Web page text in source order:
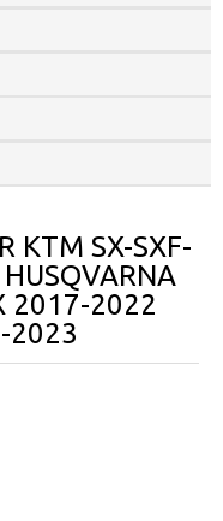
KTM SX-SXF-
2017-2022
2023